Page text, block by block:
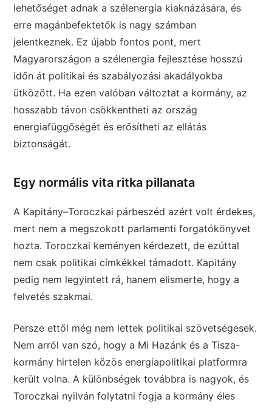
lehetőséget adnak a szélenergia kiaknázására, és
erre magánbefektetők is nagy számban
jelentkeznek. Ez újabb fontos pont, mert
Magyarországon a szélenergia fejlesztése hosszú
időn át politikai és szabályozási akadályokba
ütközött. Ha ezen valóban változtat a kormány, az
hosszabb távon csökkentheti az ország
energiafüggőségét és erősítheti az ellátás
biztonságát.
Egy normális vita ritka pillanata
A Kapitány–Toroczkai párbeszéd azért volt érdekes,
mert nem a megszokott parlamenti forgatókönyvet
hozta. Toroczkai keményen kérdezett, de ezúttal
nem csak politikai címkékkel támadott. Kapitány
pedig nem legyintett rá, hanem elismerte, hogy a
felvetés szakmai.
Persze ettől még nem lettek politikai szövetségesek.
Nem arról van szó, hogy a Mi Hazánk és a Tisza-
kormány hirtelen közös energiapolitikai platformra
került volna. A különbségek továbbra is nagyok, és
Toroczkai nyilván folytatni fogja a kormány éles